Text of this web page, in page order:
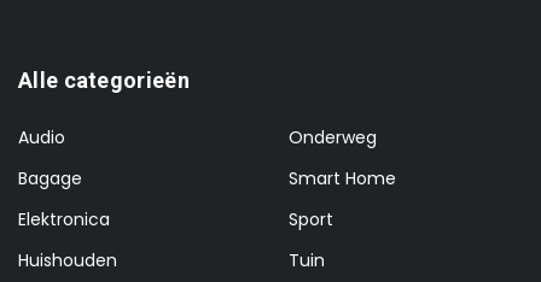
Alle categorieën
Audio
Bagage
Elektronica
Huishouden
Onderweg
Smart Home
Sport
Tuin